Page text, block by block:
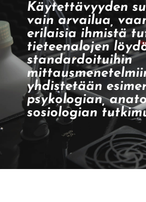
Käytettävyyden
vain arvailua,
erilaisia ihmistä
tieteenalojen
standardoituihin
yhdistetään
psykologian,
sosiologian